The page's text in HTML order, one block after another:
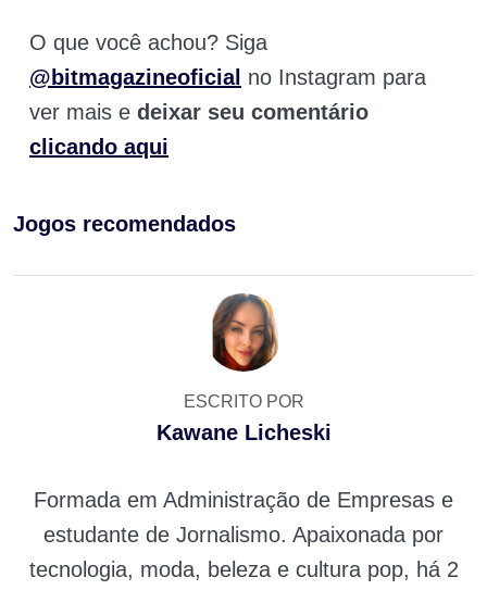
O que você achou? Siga
@bitmagazineoficial no Instagram para
ver mais e deixar seu comentário
clicando aqui
Jogos recomendados
ESCRITO POR
Kawane Licheski
Formada em Administração de Empresas e
estudante de Jornalismo. Apaixonada por
tecnologia, moda, beleza e cultura pop, há 2